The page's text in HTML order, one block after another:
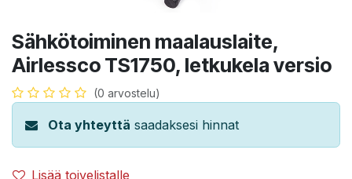
Sähkötoiminen maalauslaite,
Airlessco TS1750, letkukela versio
(0 arvostelu)
Ota yhteyttä saadaksesi hinnat
Lisää toivelistalle